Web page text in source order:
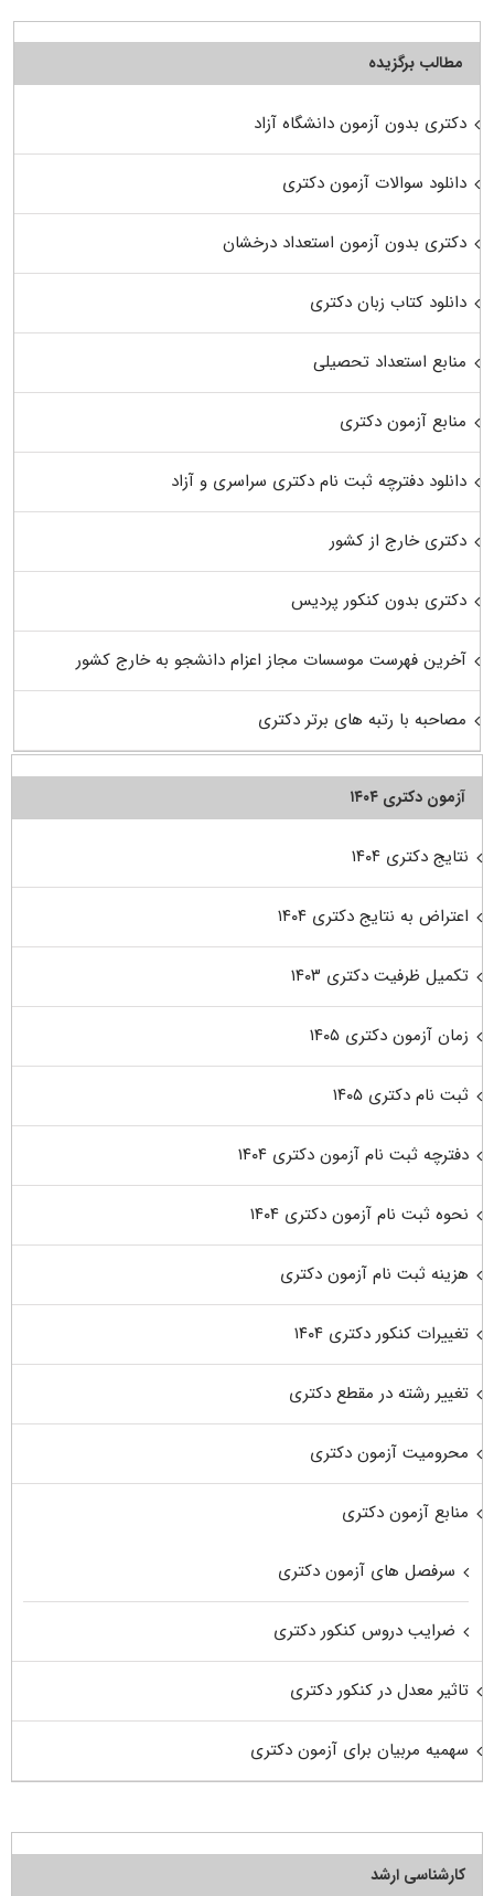
مطالب برگزیده
دکتری بدون آزمون دانشگاه آزاد
دانلود سوالات آزمون دکتری
دکتری بدون آزمون استعداد درخشان
دانلود کتاب زبان دکتری
منابع استعداد تحصیلی
منابع آزمون دکتری
دانلود دفترچه ثبت نام دکتری سراسری و آزاد
دکتری خارج از کشور
دکتری بدون کنکور پردیس
آخرین فهرست موسسات مجاز اعزام دانشجو به خارج کشور
مصاحبه با رتبه های برتر دکتری
آزمون دکتری ۱۴۰۴
نتایج دکتری ۱۴۰۴
اعتراض به نتایج دکتری ۱۴۰۴
تکمیل ظرفیت دکتری ۱۴۰۳
زمان آزمون دکتری ۱۴۰۵
ثبت نام دکتری ۱۴۰۵
دفترچه ثبت نام آزمون دکتری ۱۴۰۴
نحوه ثبت نام آزمون دکتری ۱۴۰۴
هزینه ثبت نام آزمون دکتری
تغییرات کنکور دکتری ۱۴۰۴
تغییر رشته در مقطع دکتری
محرومیت آزمون دکتری
منابع آزمون دکتری
سرفصل های آزمون دکتری
ضرایب دروس کنکور دکتری
تاثیر معدل در کنکور دکتری
سهمیه مربیان برای آزمون دکتری
کارشناسی ارشد